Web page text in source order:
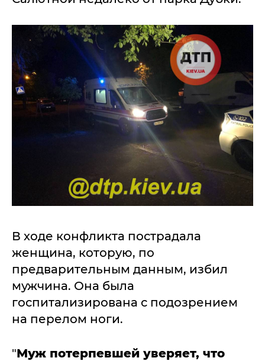
В ходе конфликта пострадала
женщина, которую, по
предварительным данным, избил
мужчина. Она была
госпитализирована с подозрением
на перелом ноги.
"Муж потерпевшей уверяет, что